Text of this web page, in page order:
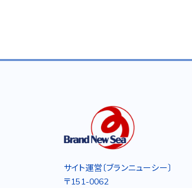
サイト運営〔ブランニューシー〕
〒151-0062